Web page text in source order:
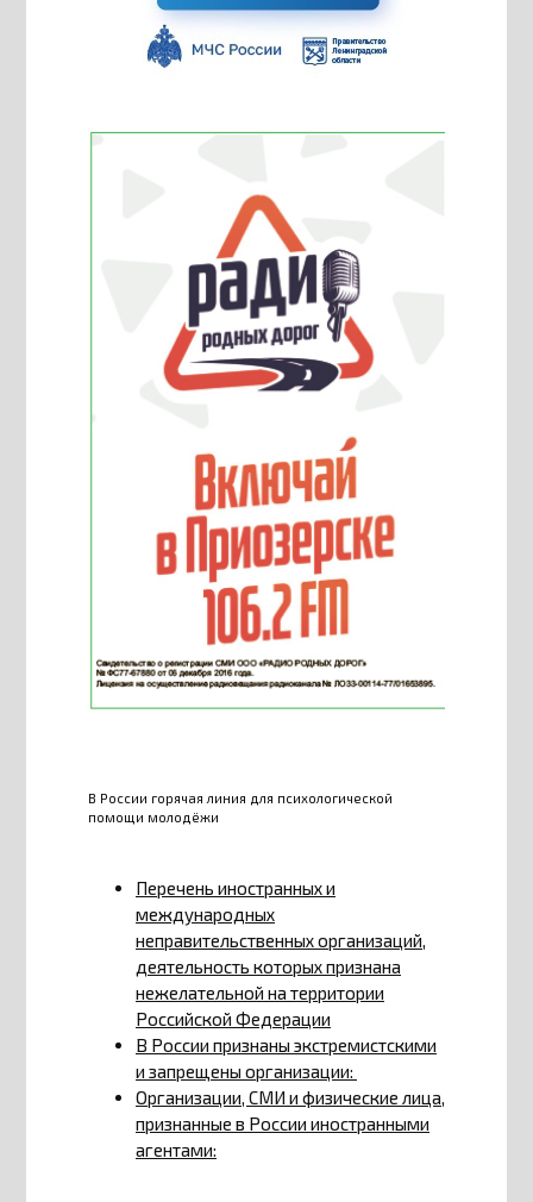
В России горячая линия для психологической
помощи молодёжи
Перечень иностранных и
международных
неправительственных организаций,
деятельность которых признана
нежелательной на территории
Российской Федерации
В России признаны экстремистскими
и запрещены организации:
Организации, СМИ и физические лица,
признанные в России иностранными
агентами: